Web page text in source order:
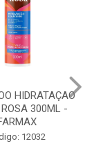
HIDRATAÇAO
300ML -
12032